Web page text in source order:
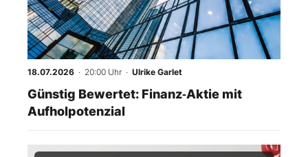
18.07.2026 · 20:00 Uhr · Ulrike Garlet
Günstig Bewertet: Finanz‑Aktie mit
Aufholpotenzial